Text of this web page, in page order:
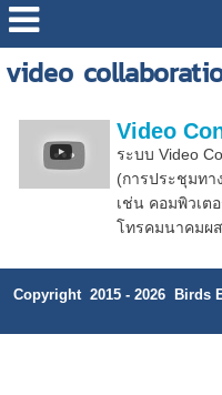
video
Video
ระบบ Video
(การประชุมทา
เช่น คอมพิวเต
โทรคมนาคมผส
Copyright 2015 - 2026 Birds